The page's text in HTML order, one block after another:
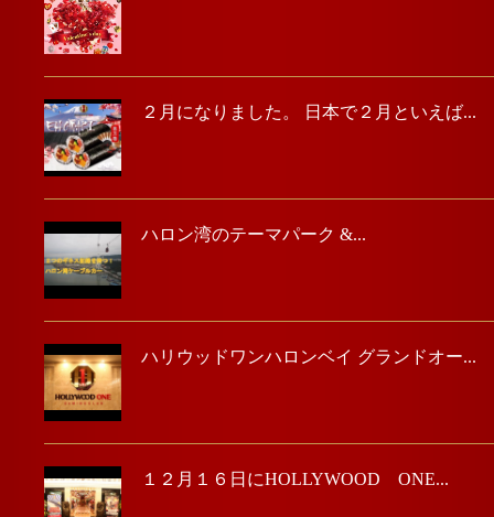
２月になりました。 日本で２月といえば...
ハロン湾のテーマパーク &...
ハリウッドワンハロンベイ グランドオー...
１２月１６日にHOLLYWOOD ONE...